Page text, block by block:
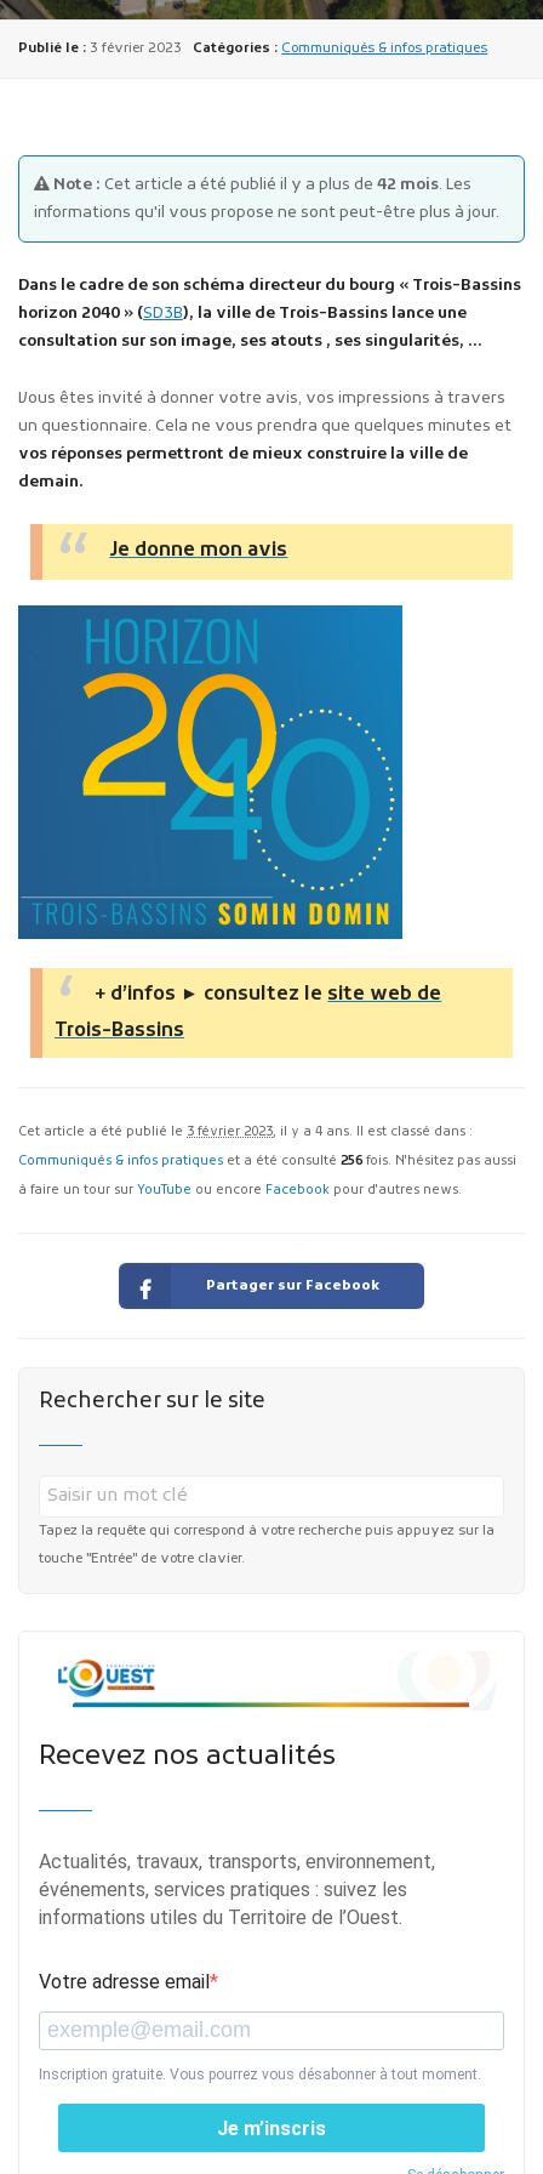
Publicité des actes
Marchés publics
Plans d'accès
Publié le : 3 février 2023 Catégories : Communiqués & infos pratiques
Note : Cet article a été publié il y a plus de 42 mois. Les
informations qu'il vous propose ne sont peut-être plus à jour.
Dans le cadre de son schéma directeur du bourg « Trois-Bassins
horizon 2040 » (SD3B), la ville de Trois-Bassins lance une
consultation sur son image, ses atouts , ses singularités, …
Vous êtes invité à donner votre avis, vos impressions à travers
un questionnaire. Cela ne vous prendra que quelques minutes et
vos réponses permettront de mieux construire la ville de
demain.
Je donne mon avis
+ d’infos ► consultez le site web de
Trois-Bassins
Cet article a été publié le 3 février 2023, il y a 4 ans. Il est classé dans :
Communiqués & infos pratiques et a été consulté 256fois. N'hésitez pas aussi
à faire un tour sur YouTube ou encore Facebook pour d'autres news.
Partager sur Facebook
Rechercher sur le site
Tapez la requête qui correspond à votre recherche puis appuyez sur la
touche "Entrée" de votre clavier.
Recevez nos actualités
Actualités, travaux, transports, environnement,
événements, services pratiques : suivez les
informations utiles du Territoire de l’Ouest.
Votre adresse email
Inscription gratuite. Vous pourrez vous désabonner à tout moment.
Je m’inscris